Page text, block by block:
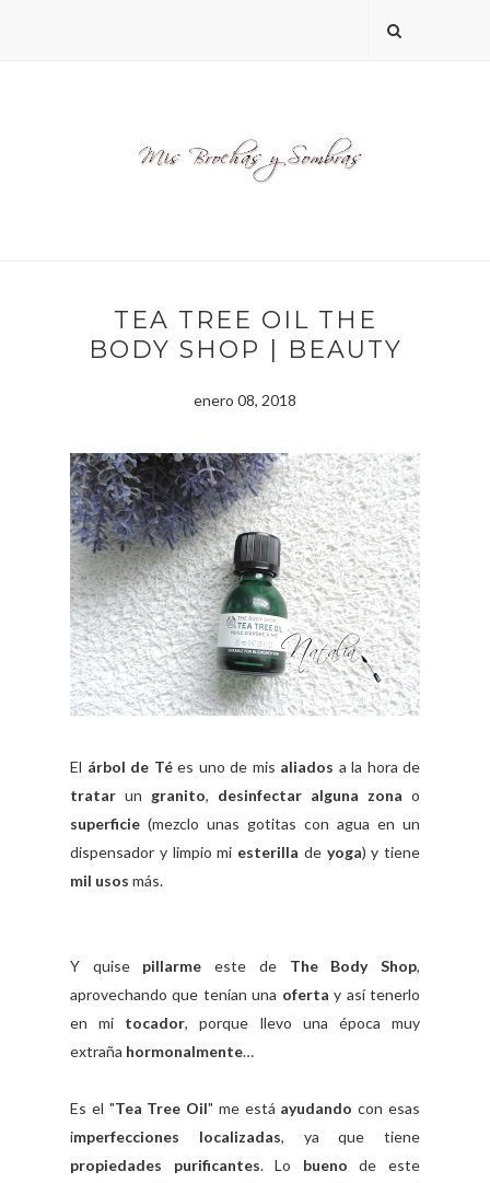
TEA TREE OIL THE
BODY SHOP | BEAUTY
enero 08, 2018
El árbol de Tées uno de mis aliados a la hora de
tratar un granito, desinfectar alguna zona o
superficie (mezclo unas gotitas con agua en un
dispensador y limpio mi esterilla deyoga) y tiene
mil usos más.
Y quise pillarmeeste de The Body Shop,
aprovechando que tenían una oferta y así tenerlo
en mi tocador, porque llevo una época muy
extraña hormonalmente…
Es el "Tea Tree Oil" me está ayudando con esas
imperfecciones localizadas, ya que tiene
propiedades purificantes. Lo bueno de este